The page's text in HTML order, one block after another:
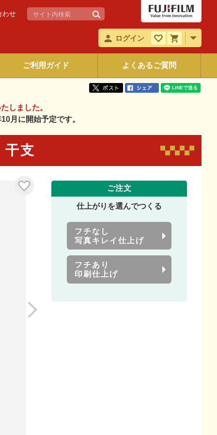
わせ
ログイン
ご利用ガイド よくあるご質問
しました。
月に開始予定です。
支
ご注文
仕上がりを選んでつくる
フチなし
写真キレイ仕上げ
フチあり
印刷仕上げ